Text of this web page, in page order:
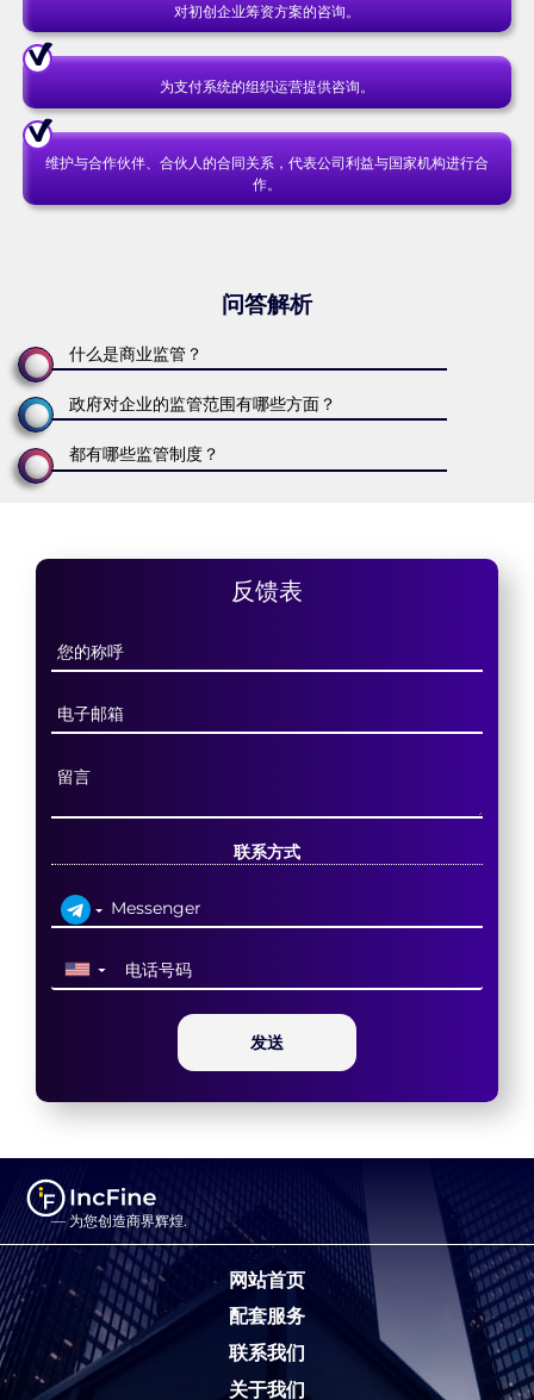
对初创企业筹资方案的咨询。
为支付系统的组织运营提供咨询。
维护与合作伙伴、合伙人的合同关系，代表公司利益与国家机构进行合
作。
问答解析
什么是商业监管？
政府对企业的监管范围有哪些方面？
都有哪些监管制度？
反馈表
联系方式
▼
发送
— 为您创造商界辉煌.
网站首页
配套服务
联系我们
关于我们